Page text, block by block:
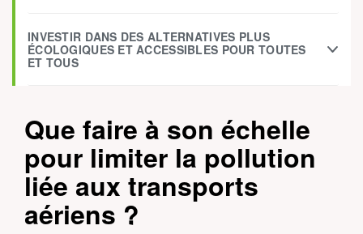
INVESTIR DANS DES ALTERNATIVES PLUS
ÉCOLOGIQUES ET ACCESSIBLES POUR TOUTES
ET TOUS
Que faire à son échelle
pour limiter la pollution
liée aux transports
aériens ?